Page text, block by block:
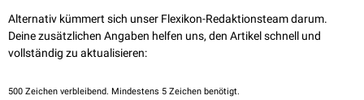
Komplikationen
EineKomplikation bildet die brandige Zerstörung der
bzw. Wangenbrand bezeichnet wird. Sie tritt insbesondere bei
und ist in bis zu 70 bis 90 % der Fälleletal.[1]Eine Vorstufe des
Alternativ kümmert sich unser Flexikon-Redaktionsteam darum.
Deine zusätzlichen Angaben helfen uns, den Artikel schnell und
vollständig zu aktualisieren:
500 Zeichen verbleibend. Mindestens 5 Zeichen benötigt.